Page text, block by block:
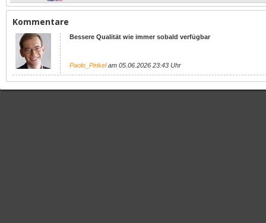
Kommentare
Bessere Qualität wie immer sobald verfügbar
Paolo_Pinkelam 05.06.2026 23:43 Uhr